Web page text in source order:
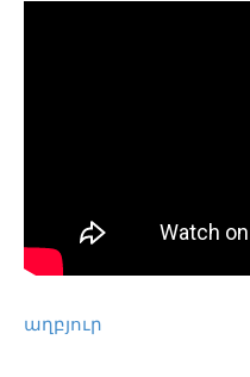
աղբյուր